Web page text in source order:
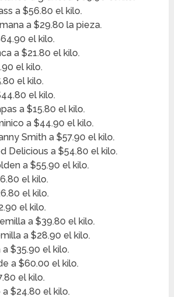
a $56.80 el kilo.
a $29.80 la pieza.
el kilo.
a $21.80 el kilo.
el kilo.
el kilo.
el kilo.
a $15.80 el kilo.
a $44.90 el kilo.
Smith a $57.90 el kilo.
Delicious a $54.80 el kilo.
a $55.90 el kilo.
el kilo.
el kilo.
el kilo.
a $39.80 el kilo.
a $28.90 el kilo.
a $35.90 el kilo.
a $60.00 el kilo.
el kilo.
a $24.80 el kilo.